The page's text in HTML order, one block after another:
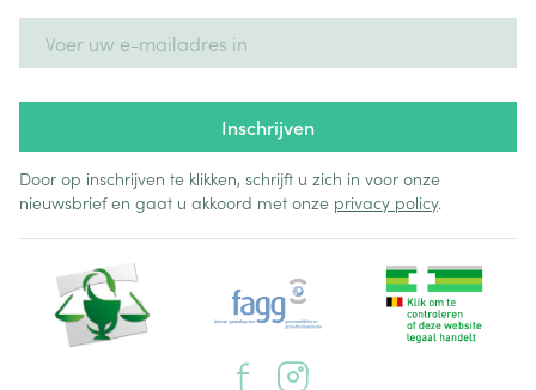
Inschrijven
Door op inschrijven te klikken, schrijft u zich in voor onze
nieuwsbrief en gaat u akkoord met onze privacy policy.